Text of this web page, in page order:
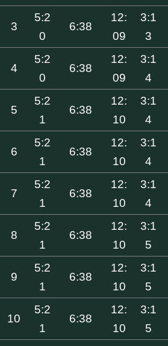
3
5:2
0
6:38
12:
09
3:1
3
4
5:2
0
6:38
12:
09
3:1
4
5
5:2
1
6:38
12:
10
3:1
4
6
5:2
1
6:38
12:
10
3:1
4
7
5:2
1
6:38
12:
10
3:1
4
8
5:2
1
6:38
12:
10
3:1
5
9
5:2
1
6:38
12:
10
3:1
5
10
5:2
1
6:38
12:
10
3:1
5